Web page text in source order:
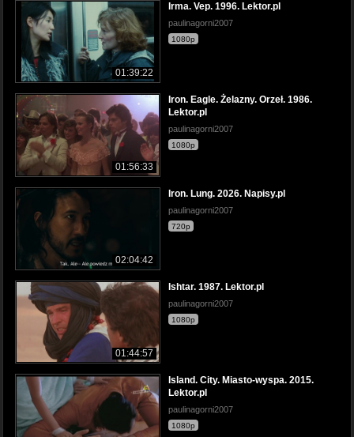
01:39:22
Irma. Vep. 1996. Lektor.pl
paulinagorni2007
1080p
01:56:33
Iron. Eagle. Żelazny. Orzeł. 1986.
Lektor.pl
paulinagorni2007
1080p
02:04:42
Iron. Lung. 2026. Napisy.pl
paulinagorni2007
720p
01:44:57
Ishtar. 1987. Lektor.pl
paulinagorni2007
1080p
Island. City. Miasto-wyspa. 2015.
Lektor.pl
paulinagorni2007
1080p